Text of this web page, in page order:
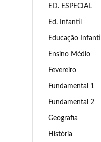
ED. ESPECIAL
Ed. Infantil
Educação Infantil
Ensino Médio
Fevereiro
Fundamental 1
Fundamental 2
Geografia
História